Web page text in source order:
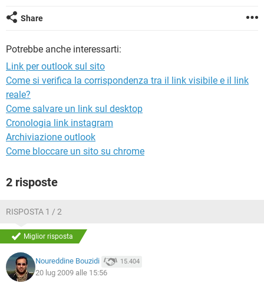
HARDWARE
TIKTOK
Share
Potrebbe anche interessarti:
Link per outlook sul sito
Come si verifica la corrispondenza tra il link visibile e il link
reale?
Come salvare un link sul desktop
Cronologia link instagram
Archiviazione outlook
Come bloccare un sito su chrome
2 risposte
RISPOSTA 1 / 2
Miglior risposta
Noureddine Bouzidi 15.404
20 lug 2009 alle 15:56